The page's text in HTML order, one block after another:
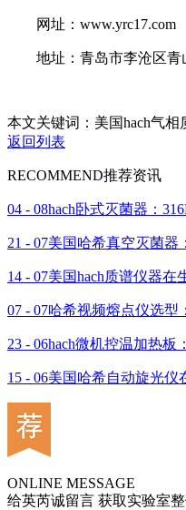
网址：www.yrc17.com
地址：青岛市李沧区青
本文关键词：美国hach气相
返回列表
RECOMMEND推荐资讯
04 - 08hach卧式灭菌器：
21 - 07美国哈希真空灭菌器
14 - 07美国hach质谱仪器在
07 - 07哈希视频熔点仪选型
23 - 06hach微机控温加热板
15 - 06美国哈希自动旋光仪
ONLINE MESSAGE
给英芮诚留言 获取实验室